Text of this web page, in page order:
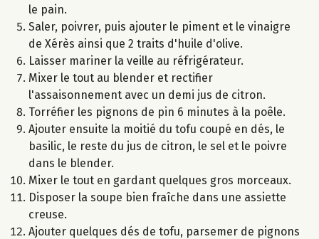
le pain.
Saler, poivrer, puis ajouter le piment et le vinaigre
de Xérès ainsi que 2 traits d'huile d'olive.
Laisser mariner la veille au réfrigérateur.
Mixer le tout au blender et rectifier
l'assaisonnement avec un demi jus de citron.
Torréfier les pignons de pin 6 minutes à la poêle.
Ajouter ensuite la moitié du tofu coupé en dés, le
basilic, le reste du jus de citron, le sel et le poivre
dans le blender.
Mixer le tout en gardant quelques gros morceaux.
Disposer la soupe bien fraîche dans une assiette
creuse.
Ajouter quelques dés de tofu, parsemer de pignons